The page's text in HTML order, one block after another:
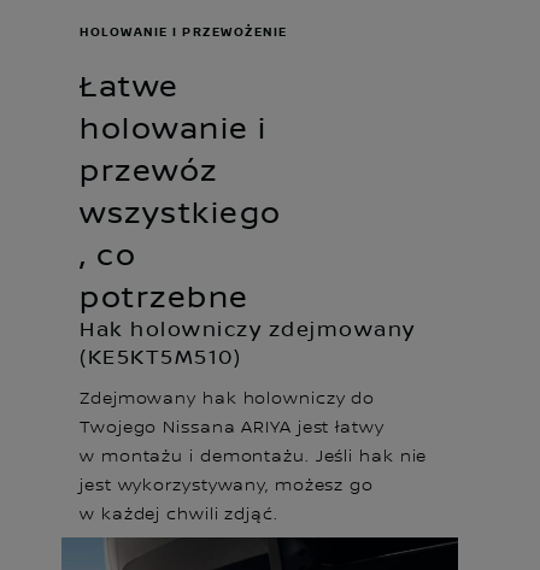
Łatwe
holowanie i
przewóz
wszystkiego
, co
potrzebne
HOLOWANIE I PRZEWOŻENIE
Hak holowniczy zdejmowany
(KE5KT5M510)
Zdejmowany hak holowniczy do
Twojego Nissana ARIYA jest łatwy
w montażu i demontażu. Jeśli hak nie
jest wykorzystywany, możesz go
w każdej chwili zdjąć.